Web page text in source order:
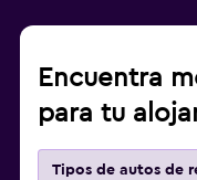
Encuentra
para tu
Tipos de autos de